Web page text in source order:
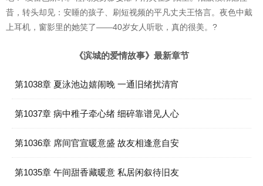
昔，转头却见：安睡的孩子、刷短视频的平凡丈夫王恪言。夜色中戴
上耳机，窗影里的她笑了——40岁女人听歌，真的很美。?
《滨城的爱情故事》最新章节
第1038章 夏泳池边嬉闹晚 一通旧绪扰清宵
第1037章 病中稚子牵心绪 细碎靠谱见人心
第1036章 席间官宣暖意盛 故友相逢意自安
第1035章 午间甜香藏暖意 私居闲叙待旧友